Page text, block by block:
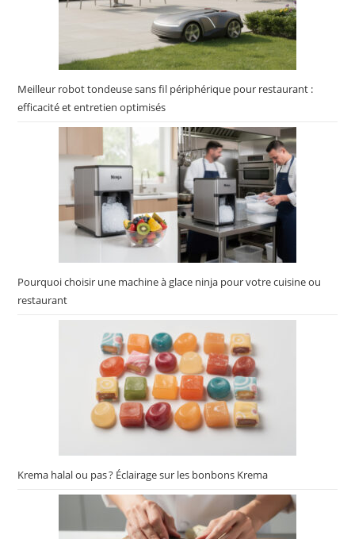
Meilleur robot tondeuse sans fil périphérique pour restaurant :
efficacité et entretien optimisés
Pourquoi choisir une machine à glace ninja pour votre cuisine ou
restaurant
Krema halal ou pas ? Éclairage sur les bonbons Krema